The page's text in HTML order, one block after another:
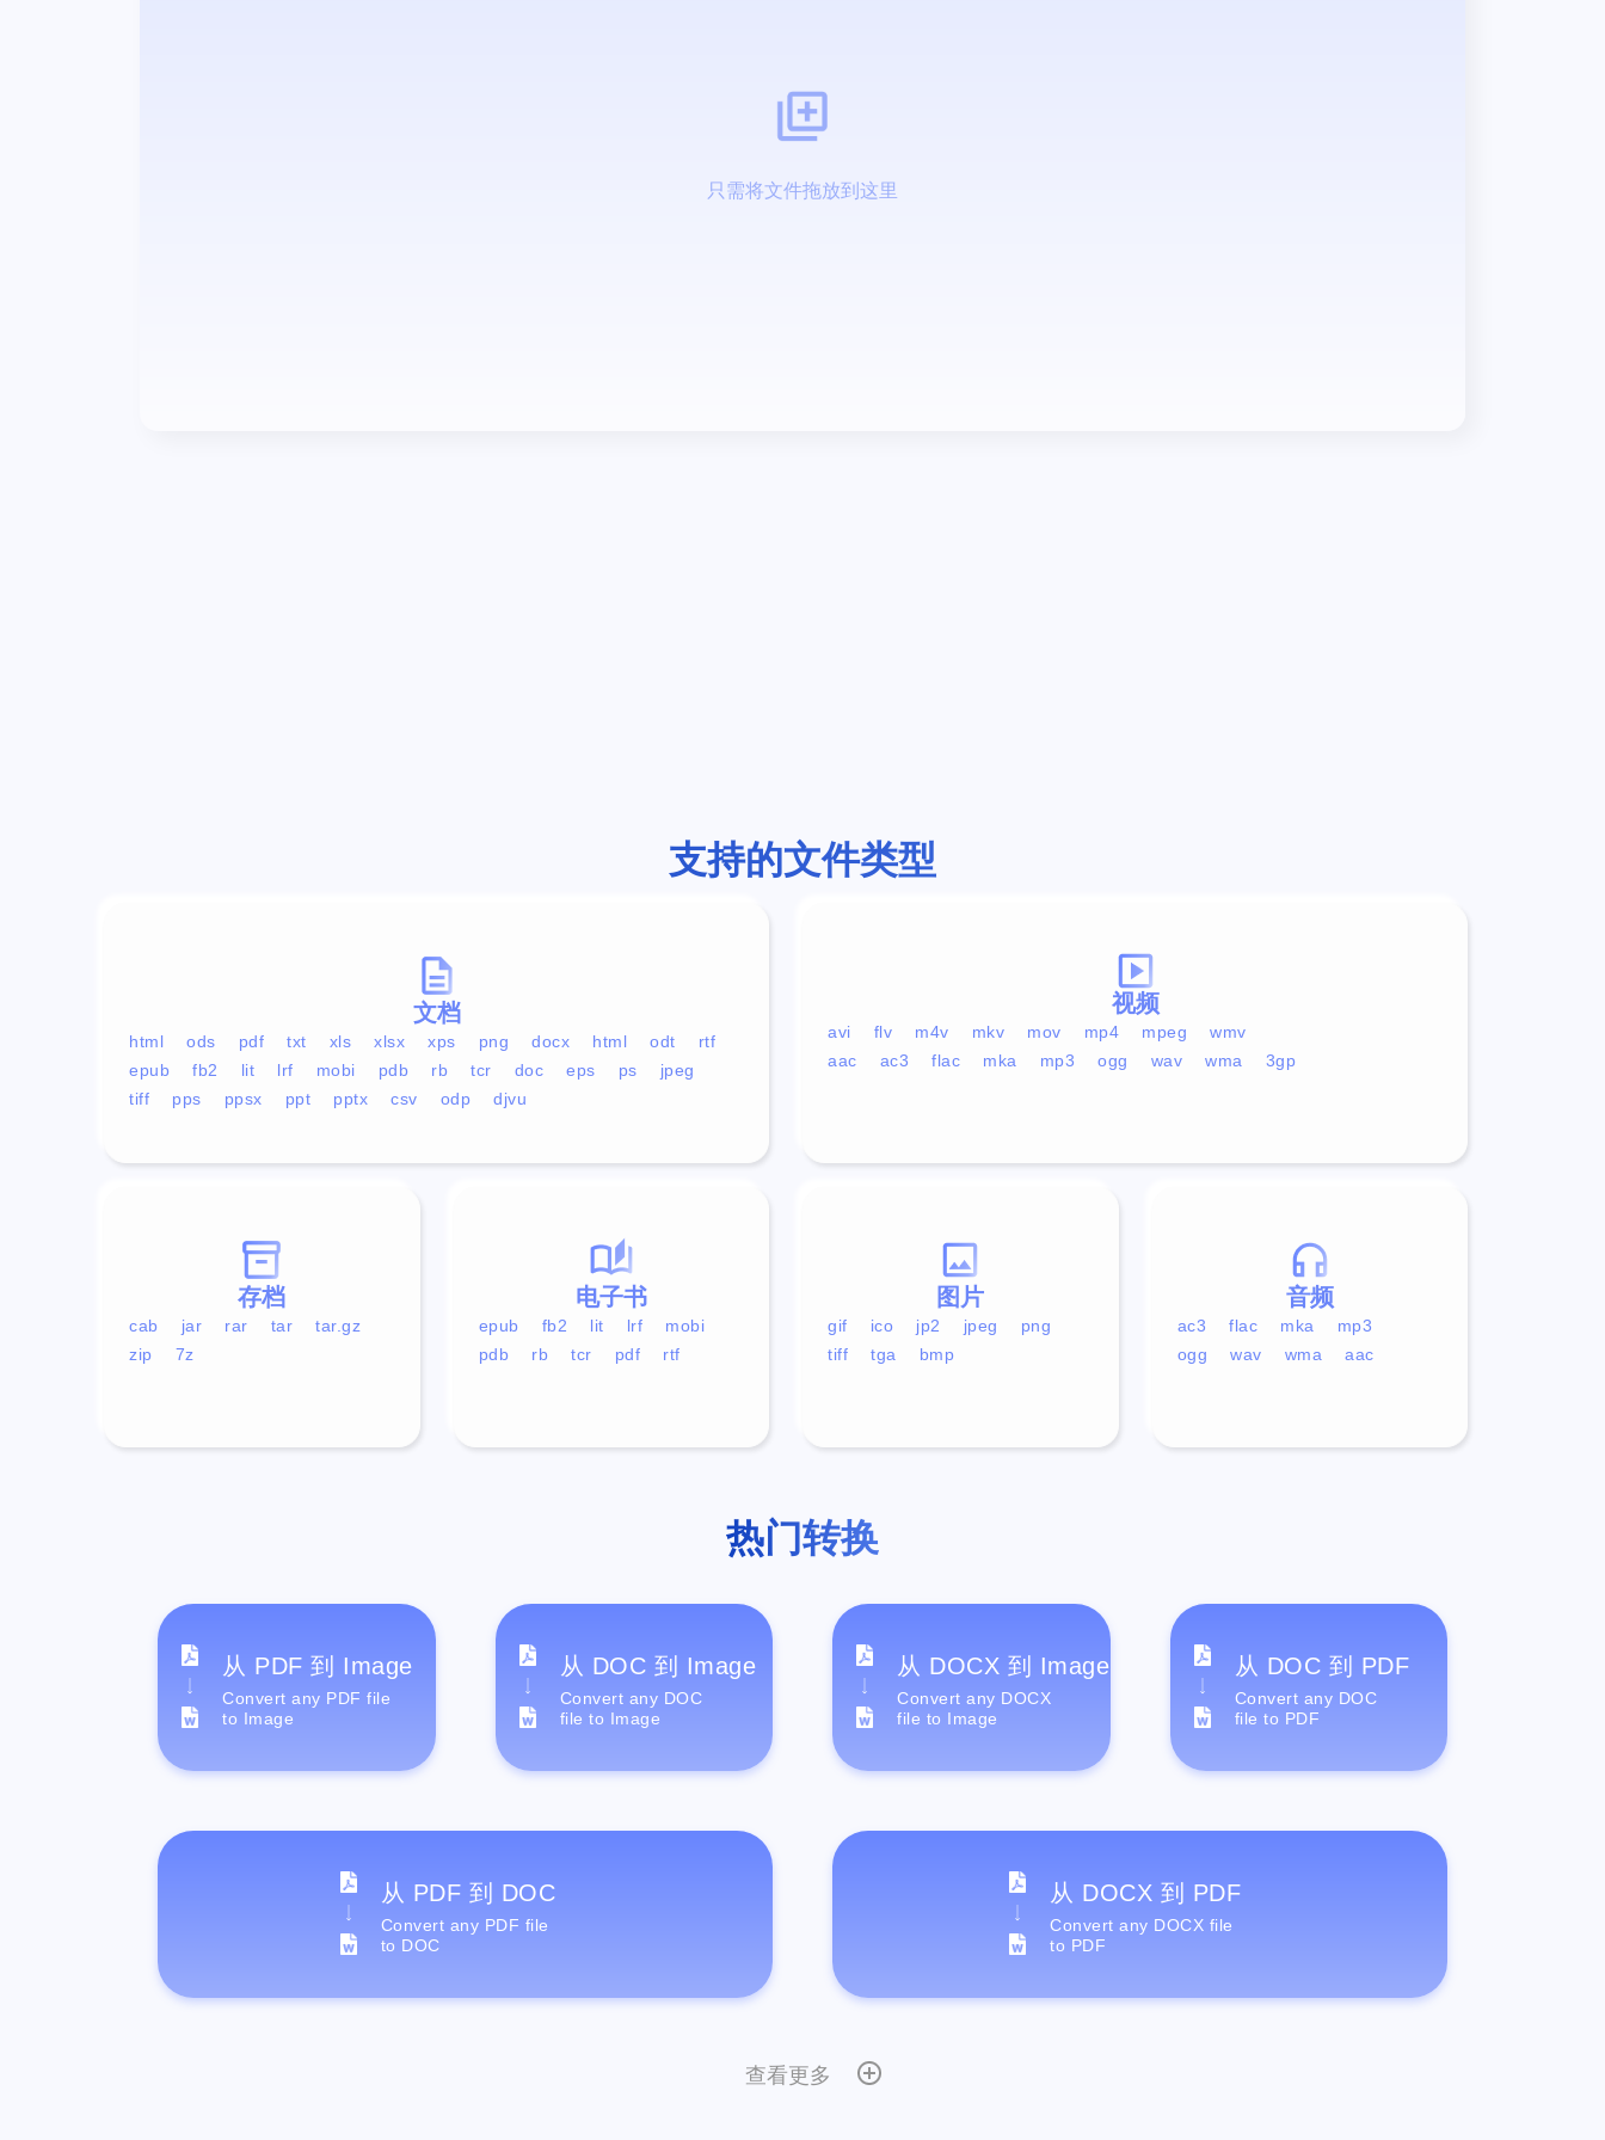
只需将文件拖放到这里
支持的文件类型
文档
html ods pdf txt xls xlsx xps png docx html odt
rtf
epub
fb2 lit lrf mobi pdb rb tcr doc eps ps
jpeg
tiff
pps ppsx ppt pptx csv odp djvu
视频
avi flv m4v mkv mov mp4 mpeg
wmv
aac
ac3 flac mka mp3 ogg wav wma 3gp
音频
ac3 flac mka
mp3
ogg
wav wma aac
图片
gif ico jp2 jpeg
png
tiff
tga bmp
电子书
epub fb2 lit lrf
mobi
pdb
rb tcr pdf rtf
存档
cab jar rar tar
tar.gz
zip
7z
热门转换
从 PDF 到 Image
Convert any PDF file
to Image
从 DOC 到 Image
Convert any DOC
file to Image
从 DOCX 到 Image
Convert any DOCX
file to Image
从 DOC 到 PDF
Convert any DOC
file to PDF
从 PDF 到 DOC
Convert any PDF file
to DOC
从 DOCX 到 PDF
Convert any DOCX file
to PDF
查看更多